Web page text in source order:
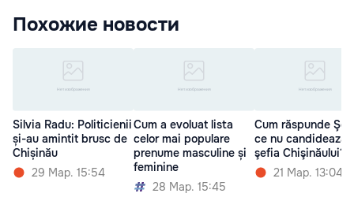
Похожие новости
Silvia Radu: Politicienii
și-au amintit brusc de
Chișinău
29 Мар. 15:54
Cum a evoluat lista
celor mai populare
prenume masculine și
feminine
28 Мар. 15:45
Cum răspunde
ce nu candidează
şefia Chişinăului?
21 Мар. 13:04